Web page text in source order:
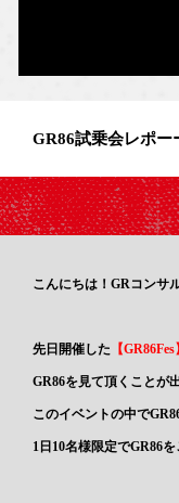
GR86試乗会レポー
こんにちは！GRコンサ
先日開催した 【GR86Fes
GR86を見て頂くことが
このイベントの中で
1日10名様限定でGR86